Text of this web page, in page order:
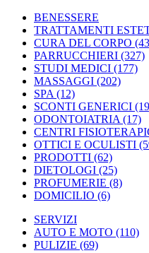
BENESSERE
TRATTAMENTI
CURA DEL CORPO
PARRUCCHIERI (327)
STUDI MEDICI (177)
MASSAGGI (202)
SPA (12)
SCONTI GENERICI
ODONTOIATRIA (17)
CENTRI
OTTICI E OCULISTI
PRODOTTI (62)
DIETOLOGI (25)
PROFUMERIE (8)
DOMICILIO (6)
SERVIZI
AUTO E MOTO (110)
PULIZIE (69)